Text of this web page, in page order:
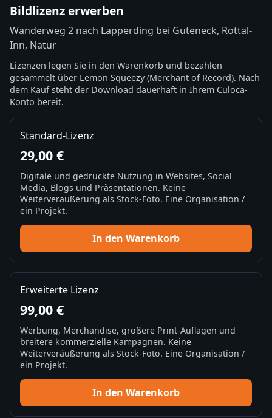
Bildlizenz erwerben
Wanderweg 2 nach Lapperding bei Guteneck, Rottal-
Inn, Natur
Lizenzen legen Sie in den Warenkorb und bezahlen
gesammelt über Lemon Squeezy (Merchant of Record). Nach
dem Kauf steht der Download dauerhaft in Ihrem Culoca-
Konto bereit.
Standard-Lizenz
29,00 €
Digitale und gedruckte Nutzung in Websites, Social
Media, Blogs und Präsentationen. Keine
Weiterveräußerung als Stock-Foto. Eine Organisation /
ein Projekt.
In den Warenkorb
Erweiterte Lizenz
99,00 €
Werbung, Merchandise, größere Print-Auflagen und
breitere kommerzielle Kampagnen. Keine
Weiterveräußerung als Stock-Foto. Eine Organisation /
ein Projekt.
In den Warenkorb